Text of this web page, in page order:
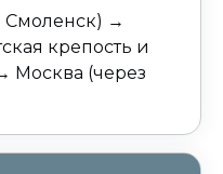
Смоленск) →
крепость и
Москва (через